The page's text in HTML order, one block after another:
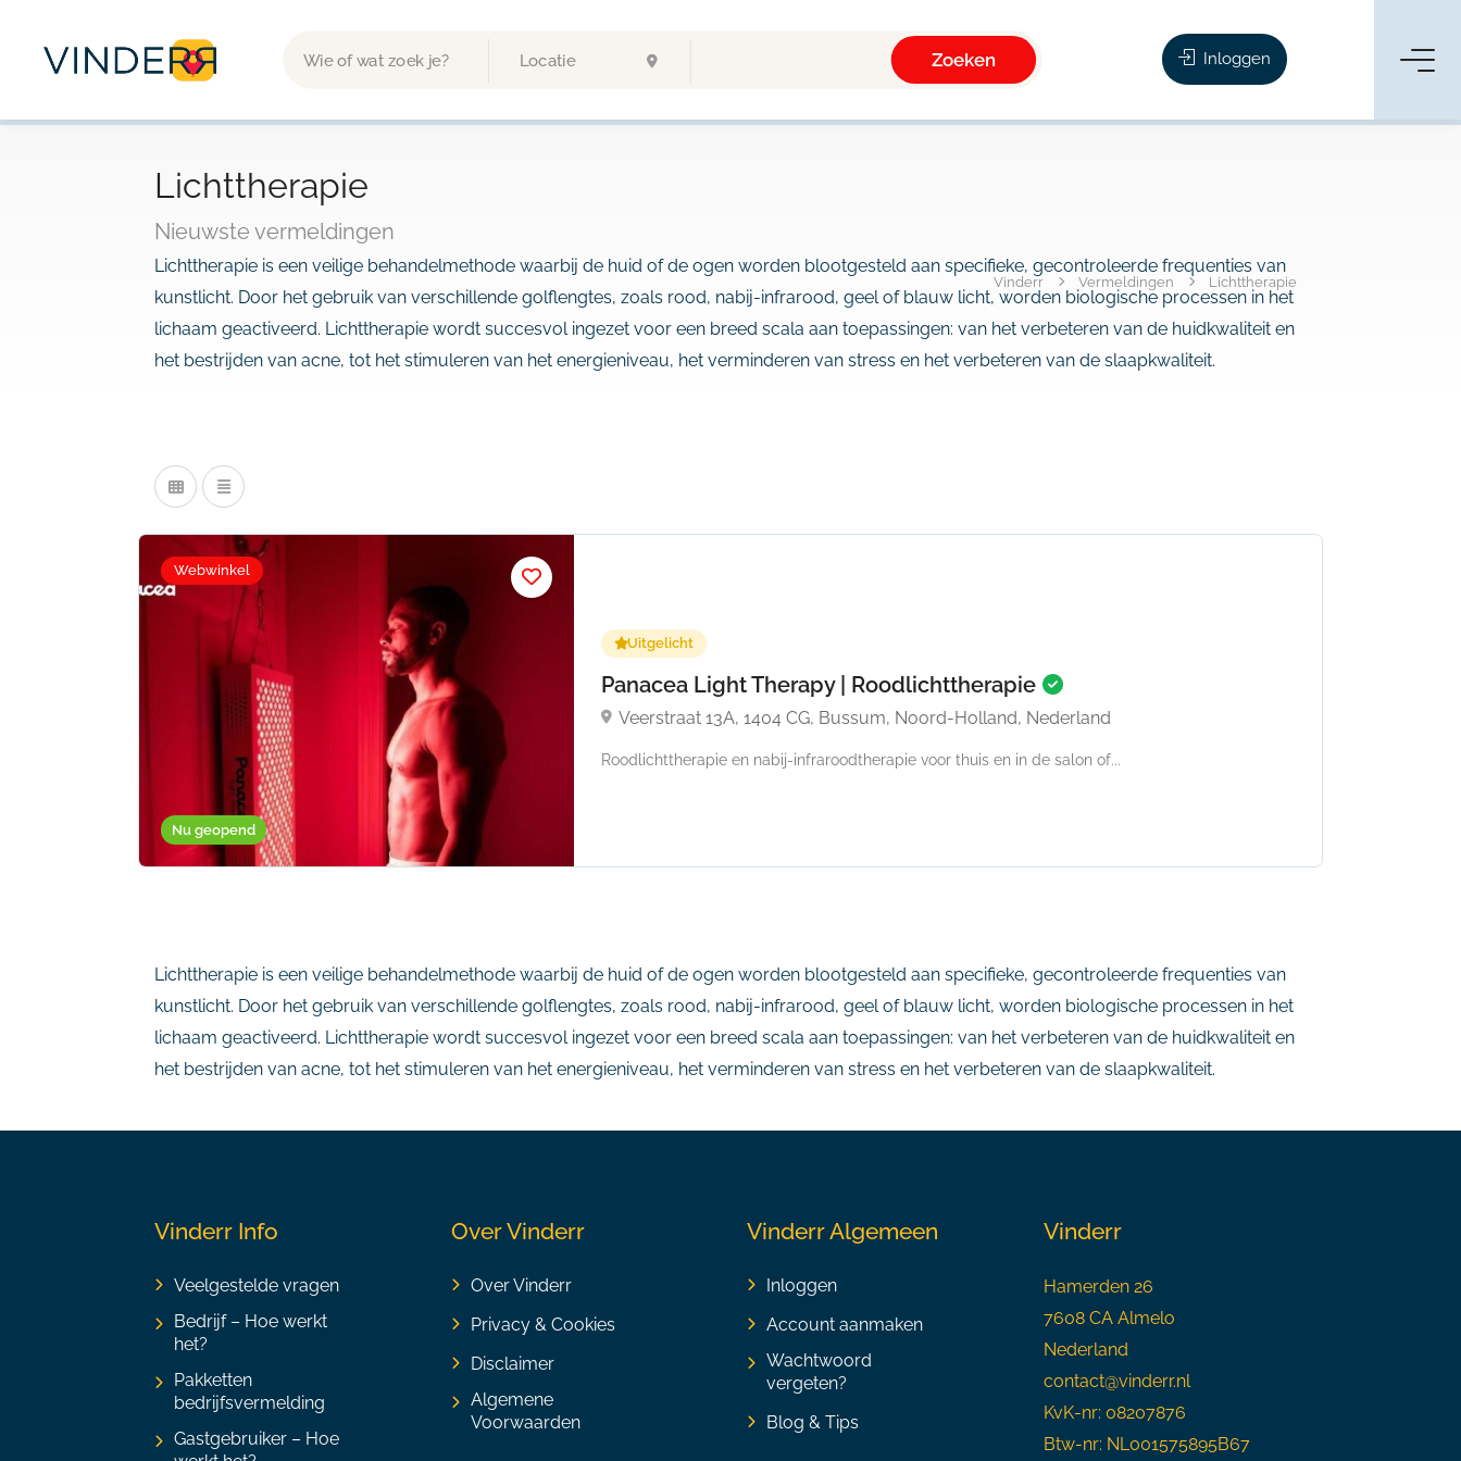
Zoeken Inloggen
Lichttherapie
Nieuwste vermeldingen
Lichttherapie is een veilige behandelmethode waarbij de huid of de ogen worden blootgesteld aan specifieke, gecontroleerde frequenties van
kunstlicht. Door het gebruik van verschillende golflengtes, zoals rood, nabij-infrarood, geel of blauw licht, worden biologische processen in het
lichaam geactiveerd. Lichttherapie wordt succesvol ingezet voor een breed scala aan toepassingen: van het verbeteren van de huidkwaliteit en
het bestrijden van acne, tot het stimuleren van het energieniveau, het verminderen van stress en het verbeteren van de slaapkwaliteit.
Vinderr Vermeldingen Lichttherapie
Nu geopend
Webwinkel
Uitgelicht
Panacea Light Therapy | Roodlichttherapie
Veerstraat 13A, 1404 CG, Bussum, Noord-Holland, Nederland
Roodlichttherapie en nabij-infraroodtherapie voor thuis en in de salon of...
Lichttherapie is een veilige behandelmethode waarbij de huid of de ogen worden blootgesteld aan specifieke, gecontroleerde frequenties van
kunstlicht. Door het gebruik van verschillende golflengtes, zoals rood, nabij-infrarood, geel of blauw licht, worden biologische processen in het
lichaam geactiveerd. Lichttherapie wordt succesvol ingezet voor een breed scala aan toepassingen: van het verbeteren van de huidkwaliteit en
het bestrijden van acne, tot het stimuleren van het energieniveau, het verminderen van stress en het verbeteren van de slaapkwaliteit.
Vinderr Info
Veelgestelde vragen
Bedrijf – Hoe werkt
het?
Pakketten
bedrijfsvermelding
Gastgebruiker – Hoe
Over Vinderr
Over Vinderr
Privacy & Cookies
Disclaimer
Algemene
Voorwaarden
Vinderr Algemeen
Inloggen
Account aanmaken
Wachtwoord
vergeten?
Blog & Tips
Vinderr
Hamerden 26
7608 CA Almelo
Nederland
contact@vinderr.nl
KvK-nr: 08207876
Btw-nr: NL001575895B67